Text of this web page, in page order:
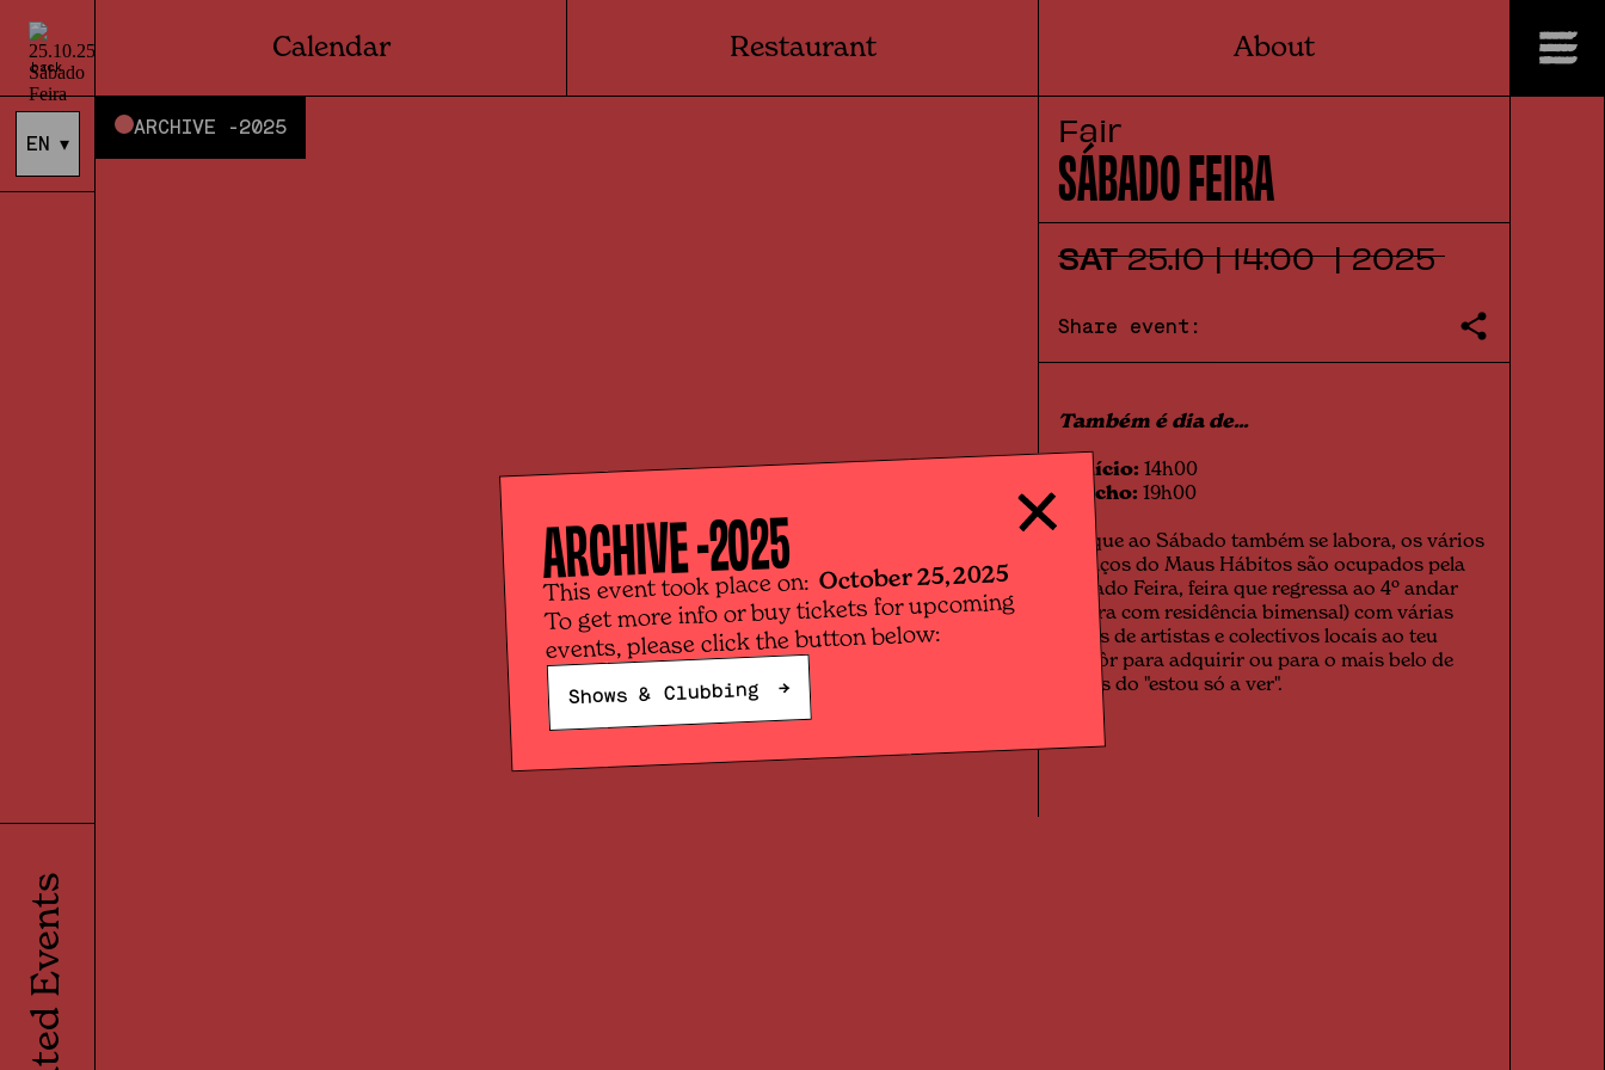
back
Calendar Restaurant About
EN ▾
ARCHIVE -2025
Related Events
Fair
SÁBADO FEIRA
SAT 25.10 | 14:00 | 2025
Share event:
Também é dia de...
● início: 14h00
● fecho: 19h00
Porque ao Sábado também se labora, os vários
espaços do Maus Hábitos são ocupados pela
Sábado Feira, feira que regressa ao 4º andar
(agora com residência bimensal) com várias
peças de artistas e colectivos locais ao teu
dispôr para adquirir ou para o mais belo de
todos do "estou só a ver".
ARCHIVE -2025
This event took place on: October 25, 2025
To get more info or buy tickets for upcoming
events, please click the button below:
Shows & Clubbing →